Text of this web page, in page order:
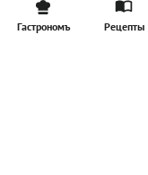
Гастрономъ Рецепты